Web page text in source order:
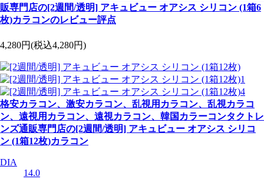
販専門店の[2週間/透明] アキュビュー オアシス シリコン (1箱6
枚)カラコンのレビュー評点
4,280円(税込4,280円)
格安カラコン、激安カラコン、乱視用カラコン、乱視カラコ
ン、遠視用カラコン、遠視カラコン、韓国カラーコンタクトレ
ンズ通販専門店の[2週間/透明] アキュビュー オアシス シリコ
ン (1箱12枚)カラコン
DIA
14.0